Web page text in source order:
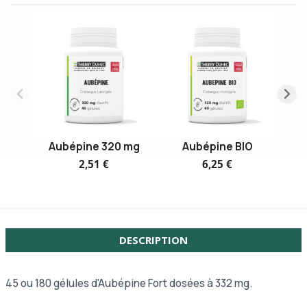
Aubépine 320 mg
2,51 €
Aubépine BIO
6,25 €
DESCRIPTION
45 ou 180 gélules d'Aubépine Fort dosées à 332 mg.